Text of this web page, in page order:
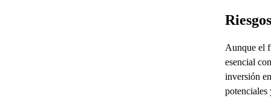
Aunque el
esencial
inversión
potenciales